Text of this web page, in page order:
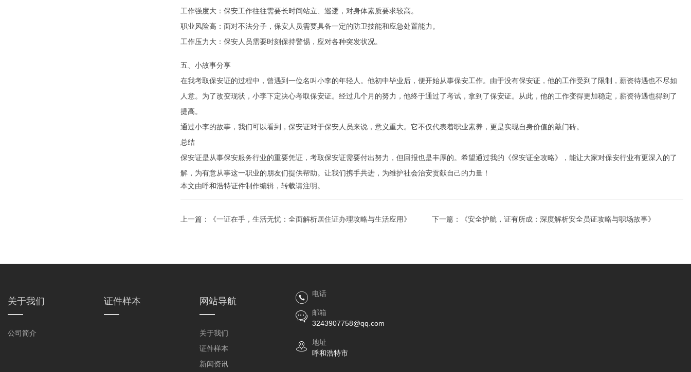
工作强度大：保安工作往往需要长时间站立、巡逻，对身体素质要求较高。
职业风险高：面对不法分子，保安人员需要具备一定的防卫技能和应急处置能力。
工作压力大：保安人员需要时刻保持警惕，应对各种突发状况。
五、小故事分享
在我考取保安证的过程中，曾遇到一位名叫小李的年轻人。他初中毕业后，便开始从事保安工作。由于没有保安证，他的工作受到了限制，薪资待遇也不尽如
人意。为了改变现状，小李下定决心考取保安证。经过几个月的努力，他终于通过了考试，拿到了保安证。从此，他的工作变得更加稳定，薪资待遇也得到了
提高。
通过小李的故事，我们可以看到，保安证对于保安人员来说，意义重大。它不仅代表着职业素养，更是实现自身价值的敲门砖。
总结
保安证是从事保安服务行业的重要凭证，考取保安证需要付出努力，但回报也是丰厚的。希望通过我的《保安证全攻略》，能让大家对保安行业有更深入的了
解，为有意从事这一职业的朋友们提供帮助。让我们携手共进，为维护社会治安贡献自己的力量！
本文由呼和浩特证件制作编辑，转载请注明。
上一篇： 《一证在手，生活无忧：全面解析居住证办理攻略与生活应用》 下一篇： 《安全护航，证有所成：深度解析安全员证攻略与职场故事》
关于我们
公司简介
证件样本 网站导航
关于我们
证件样本
新闻资讯
电话
邮箱
3243907758@qq.com
地址
呼和浩特市